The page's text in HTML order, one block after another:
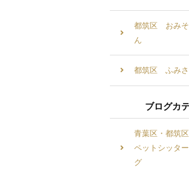
都筑区 おみそ
ん
都筑区 ふみ
ブログカ
青葉区・都筑
ペットシッタ
グ